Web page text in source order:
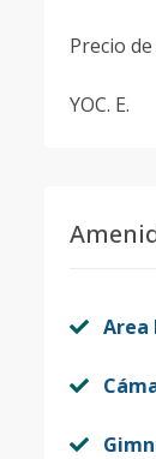
Precio
YOC. E.
Area